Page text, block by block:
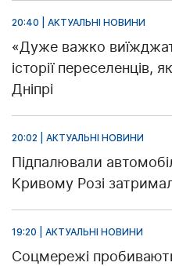
20:40 | АКТУАЛЬНІ НОВИНИ
«Дуже важко
історії переселенців,
Дніпрі
20:02 | АКТУАЛЬНІ НОВИНИ
Підпалювали
Кривому Розі
19:20 | АКТУАЛЬНІ НОВИНИ
Соцмережі